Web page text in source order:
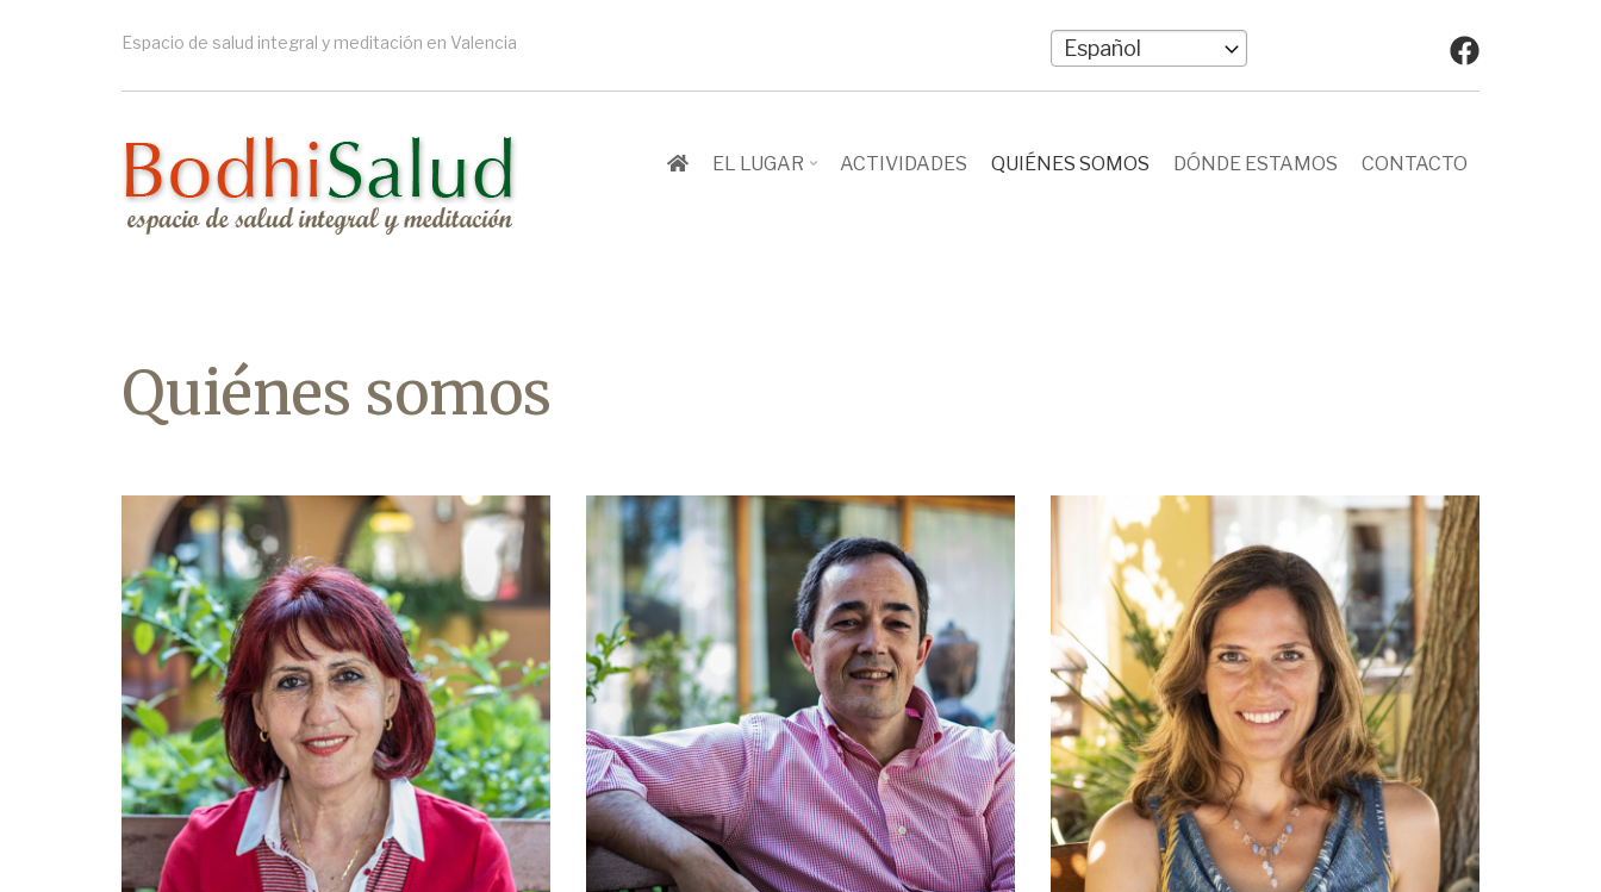
Espacio de salud integral y meditación en Valencia
Select
your
EL LUGAR ACTIVIDADES QUIÉNES SOMOS DÓNDE ESTAMOS CONTACTO
Quiénes somos